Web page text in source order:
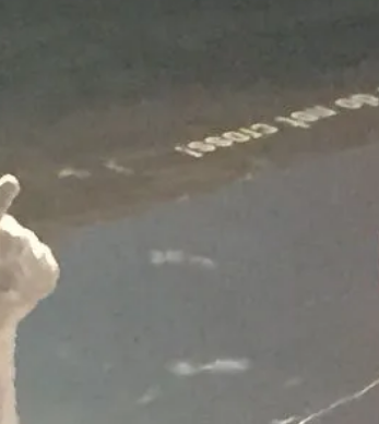
Spanien vs
zeitung/
fuer-migration-
Löw